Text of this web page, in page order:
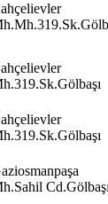
Cd.Gölbaşı